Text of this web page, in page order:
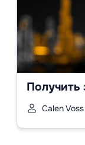
Calen Voss